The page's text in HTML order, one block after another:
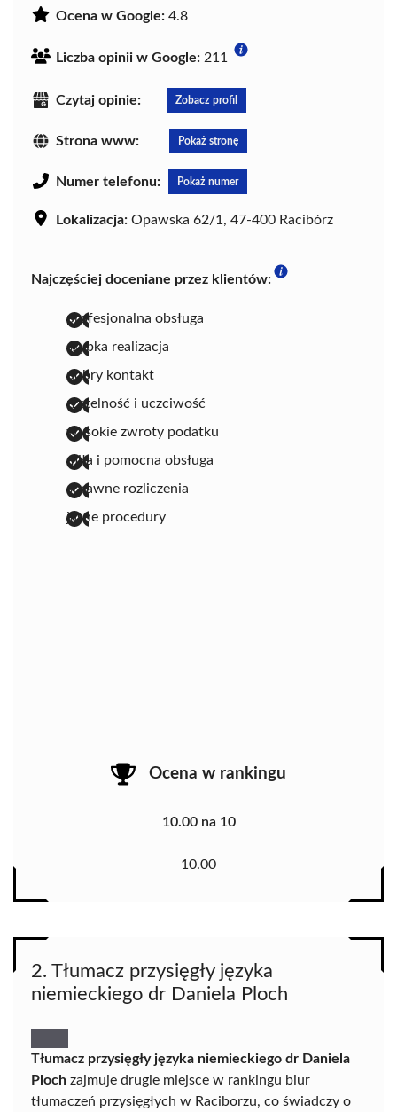
Ocena w Google: 4.8
Liczba opinii w Google: 211
Czytaj opinie: Zobacz profil
Strona www: Pokaż stronę
Numer telefonu: Pokaż numer
Lokalizacja: Opawska 62/1, 47-400 Racibórz
Najczęściej doceniane przez klientów:
profesjonalna obsługa
szybka realizacja
dobry kontakt
rzetelność i uczciwość
wysokie zwroty podatku
miła i pomocna obsługa
sprawne rozliczenia
jasne procedury
Ocena w rankingu
10.00 na 10
10.00
2. Tłumacz przysięgły języka
niemieckiego dr Daniela Ploch
Tłumacz przysięgły języka niemieckiego dr Daniela
Ploch zajmuje drugie miejsce w rankingu biur
tłumaczeń przysięgłych w Raciborzu, co świadczy o